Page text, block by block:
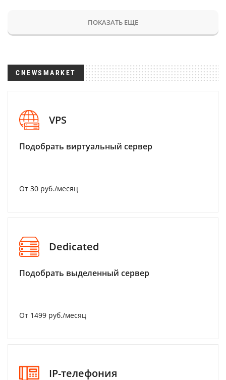
ПОКАЗАТЬ ЕЩЕ
CNEWSMARKET
VPS
Подобрать виртуальный сервер
От 30 руб./месяц
Dedicated
Подобрать выделенный сервер
От 1499 руб./месяц
IP-телефония